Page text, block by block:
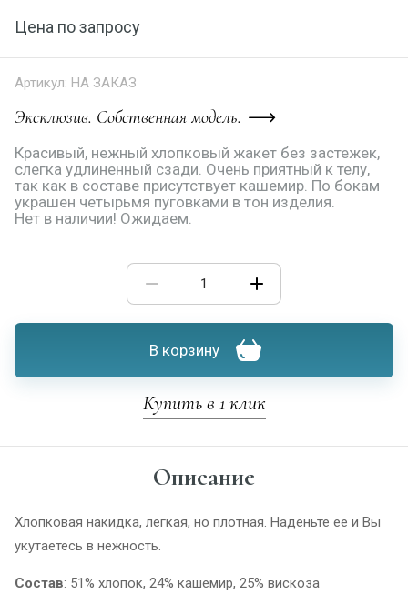
Цена по запросу
Артикул: НА ЗАКАЗ
Эксклюзив. Собственная модель.
Красивый, нежный хлопковый жакет без застежек,
слегка удлиненный сзади. Очень приятный к телу,
так как в составе присутствует кашемир. По бокам
украшен четырьмя пуговками в тон изделия.
Нет в наличии! Ожидаем.
В корзину
Купить в 1 клик
Описание
Хлопковая накидка, легкая, но плотная. Наденьте ее и Вы
укутаетесь в нежность.
Состав: 51% хлопок, 24% кашемир, 25% вискоза